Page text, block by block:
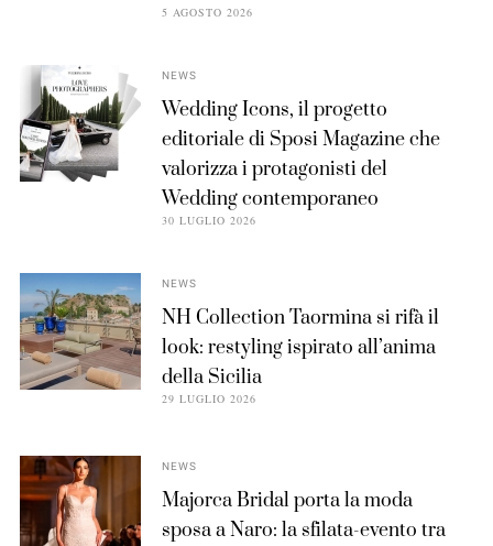
5 AGOSTO 2026
NEWS
Wedding Icons, il progetto
editoriale di Sposi Magazine che
valorizza i protagonisti del
Wedding contemporaneo
30 LUGLIO 2026
NEWS
NH Collection Taormina si rifà il
look: restyling ispirato all’anima
della Sicilia
29 LUGLIO 2026
NEWS
Majorca Bridal porta la moda
sposa a Naro: la sfilata-evento tra